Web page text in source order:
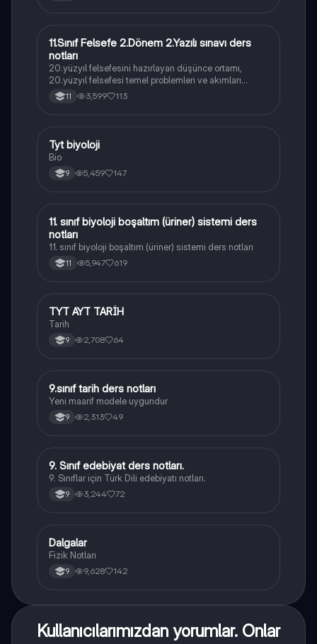
Felsefe
11.Sınıf Felsefe 2.Dönem 2.Yazılı sınavı ders
notları
20.yüzyıl felsefesini hazırlayan düşünce ortamı,
20.yüzyıl felsefesi temel problemleri ve akımları
konularını içermektedir
11 3,599 113
Biyoloji
Tyt biyoloji
Bio
9 5,459 147
Biyoloji
11. sınıf biyoloji boşaltım (üriner) sistemi ders
notları
11. sınıf biyoloji boşaltım (üriner) sistemi ders notları
11 5,947 619
Tarih
TYT AYT TARİH
Tarih
9 2,708 64
Tarih
9.sınıf tarih ders notları
Yeni maarif modele uygundur
9 2,313 49
Türk Dili ve Edebiyatı
9. Sınıf edebiyat ders notları.
9. Sınıflar için Türk Dili edebiyatı notları.
9 3,244 72
Fizik
Dalgalar
Fizik Notları
9 9,628 142
Kullanıcılarımızdan yorumlar. Onlar